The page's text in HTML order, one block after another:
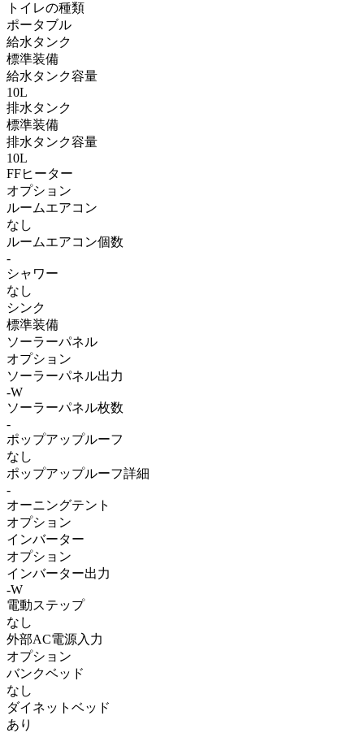
トイレの種類
ポータブル
給水タンク
標準装備
給水タンク容量
10L
排水タンク
標準装備
排水タンク容量
10L
FFヒーター
オプション
ルームエアコン
なし
ルームエアコン個数
-
シャワー
なし
シンク
標準装備
ソーラーパネル
オプション
ソーラーパネル出力
-W
ソーラーパネル枚数
-
ポップアップルーフ
なし
ポップアップルーフ詳細
-
オーニングテント
オプション
インバーター
オプション
インバーター出力
-W
電動ステップ
なし
外部AC電源入力
オプション
バンクベッド
なし
ダイネットベッド
あり